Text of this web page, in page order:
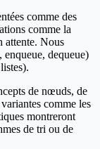
comme des
comme la
attente. Nous
enqueue, dequeue)
de nœuds, de
comme les
montreront
de tri ou de